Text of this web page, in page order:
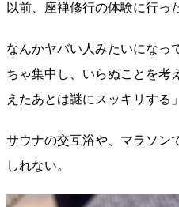
以前、座禅修行の体験に行っ
なんかヤバい人みたいになっ
ちゃ集中し、いらぬことを考
えたあとは謎にスッキリする
サウナの交互浴や、マラソン
しれない。